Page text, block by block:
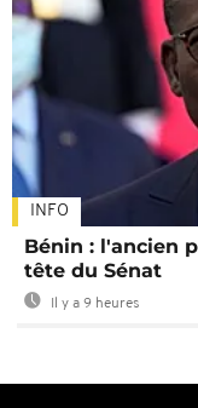
INFO
Bénin : l'ancien
tête du Sénat
Il y a 9 heures